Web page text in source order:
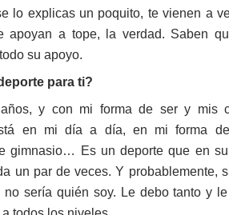
lo explicas un poquito, te vienen a
a tope, la verdad. Saben
su apoyo.
para ti?
y con mi forma de ser y mis
en mi día a día, en mi forma
gimnasio… Es un deporte que en
un par de veces. Y probablemente,
sería quién soy. Le debo tanto y